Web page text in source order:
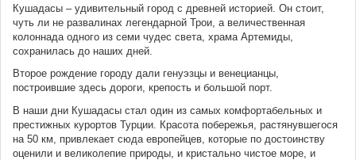
Кушадасы – удивительный город с древней историей. Он стоит,
чуть ли не развалинах легендарной Трои, а величественная
колоннада одного из семи чудес света, храма Артемиды,
сохранилась до наших дней.
Второе рождение городу дали генуэзцы и венецианцы,
построившие здесь дороги, крепость и большой порт.
В наши дни Кушадасы стал один из самых комфортабельных и
престижных курортов Турции. Красота побережья, растянувшегося
на 50 км, привлекает сюда европейцев, которые по достоинству
оценили и великолепие природы, и кристально чистое море, и